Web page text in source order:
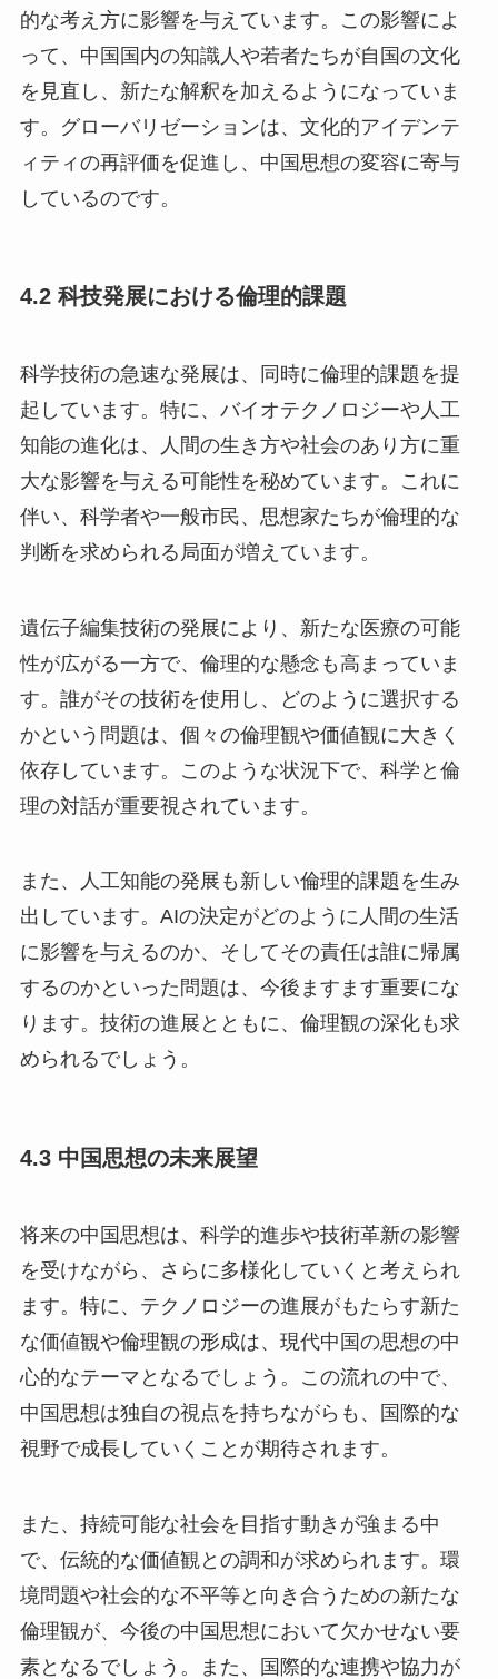
的な考え方に影響を与えています。この影響によ
って、中国国内の知識人や若者たちが自国の文化
を見直し、新たな解釈を加えるようになっていま
す。グローバリゼーションは、文化的アイデンテ
ィティの再評価を促進し、中国思想の変容に寄与
しているのです。
4.2 科技発展における倫理的課題
科学技術の急速な発展は、同時に倫理的課題を提
起しています。特に、バイオテクノロジーや人工
知能の進化は、人間の生き方や社会のあり方に重
大な影響を与える可能性を秘めています。これに
伴い、科学者や一般市民、思想家たちが倫理的な
判断を求められる局面が増えています。
遺伝子編集技術の発展により、新たな医療の可能
性が広がる一方で、倫理的な懸念も高まっていま
す。誰がその技術を使用し、どのように選択する
かという問題は、個々の倫理観や価値観に大きく
依存しています。このような状況下で、科学と倫
理の対話が重要視されています。
また、人工知能の発展も新しい倫理的課題を生み
出しています。AIの決定がどのように人間の生活
に影響を与えるのか、そしてその責任は誰に帰属
するのかといった問題は、今後ますます重要にな
ります。技術の進展とともに、倫理観の深化も求
められるでしょう。
4.3 中国思想の未来展望
将来の中国思想は、科学的進歩や技術革新の影響
を受けながら、さらに多様化していくと考えられ
ます。特に、テクノロジーの進展がもたらす新た
な価値観や倫理観の形成は、現代中国の思想の中
心的なテーマとなるでしょう。この流れの中で、
中国思想は独自の視点を持ちながらも、国際的な
視野で成長していくことが期待されます。
また、持続可能な社会を目指す動きが強まる中
で、伝統的な価値観との調和が求められます。環
境問題や社会的な不平等と向き合うための新たな
倫理観が、今後の中国思想において欠かせない要
素となるでしょう。また、国際的な連携や協力が